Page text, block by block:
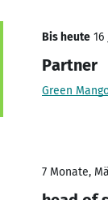
Bis heute 16
Partner
Green
7 Monate,